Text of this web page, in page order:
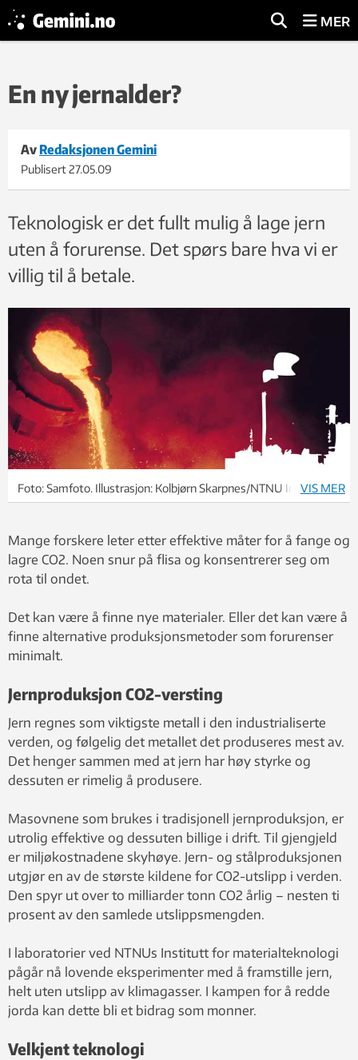
MER
En ny jernalder?
Av Redaksjonen Gemini
Publisert27.05.09
Teknologisk er det fullt mulig å lage jern
uten å forurense. Det spørs bare hva vi er
villig til å betale.
Foto: Samfoto. Illustrasjon: Kolbjørn Skarpnes/NTNU InfoVIS MER
Mange forskere leter etter effektive måter for å fange og
lagre CO2. Noen snur på flisa og konsentrerer seg om
rota til ondet.
Det kan være å finne nye materialer. Eller det kan være å
finne alternative produksjonsmetoder som forurenser
minimalt.
Jernproduksjon CO2-versting
Jern regnes som viktigste metall i den industrialiserte
verden, og følgelig det metallet det produseres mest av.
Det henger sammen med at jern har høy styrke og
dessuten er rimelig å produsere.
Masovnene som brukes i tradisjonell jernproduksjon, er
utrolig effektive og dessuten billige i drift. Til gjengjeld
er miljøkostnadene skyhøye. Jern- og stålproduksjonen
utgjør en av de største kildene for CO2-utslipp i verden.
Den spyr ut over to milliarder tonn CO2 årlig – nesten ti
prosent av den samlede utslippsmengden.
I laboratorier ved NTNUs Institutt for materialteknologi
pågår nå lovende eksperimenter med å framstille jern,
helt uten utslipp av klimagasser. I kampen for å redde
jorda kan dette bli et bidrag som monner.
Velkjent teknologi